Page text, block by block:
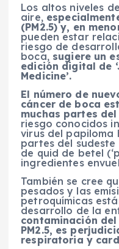
Los altos niveles
aire,
(PM2.5) y, en
pueden estar
riesgo de
boca, sugiere un
edición digital de
Medicine’.
El número de
cáncer de boca
muchas partes del
riesgo conocidos
virus del papiloma
partes del
de quid de betel
ingredientes
También se cree
pesados y las
petroquímicas
desarrollo de la
contaminación
PM2.5, es
respiratoria y